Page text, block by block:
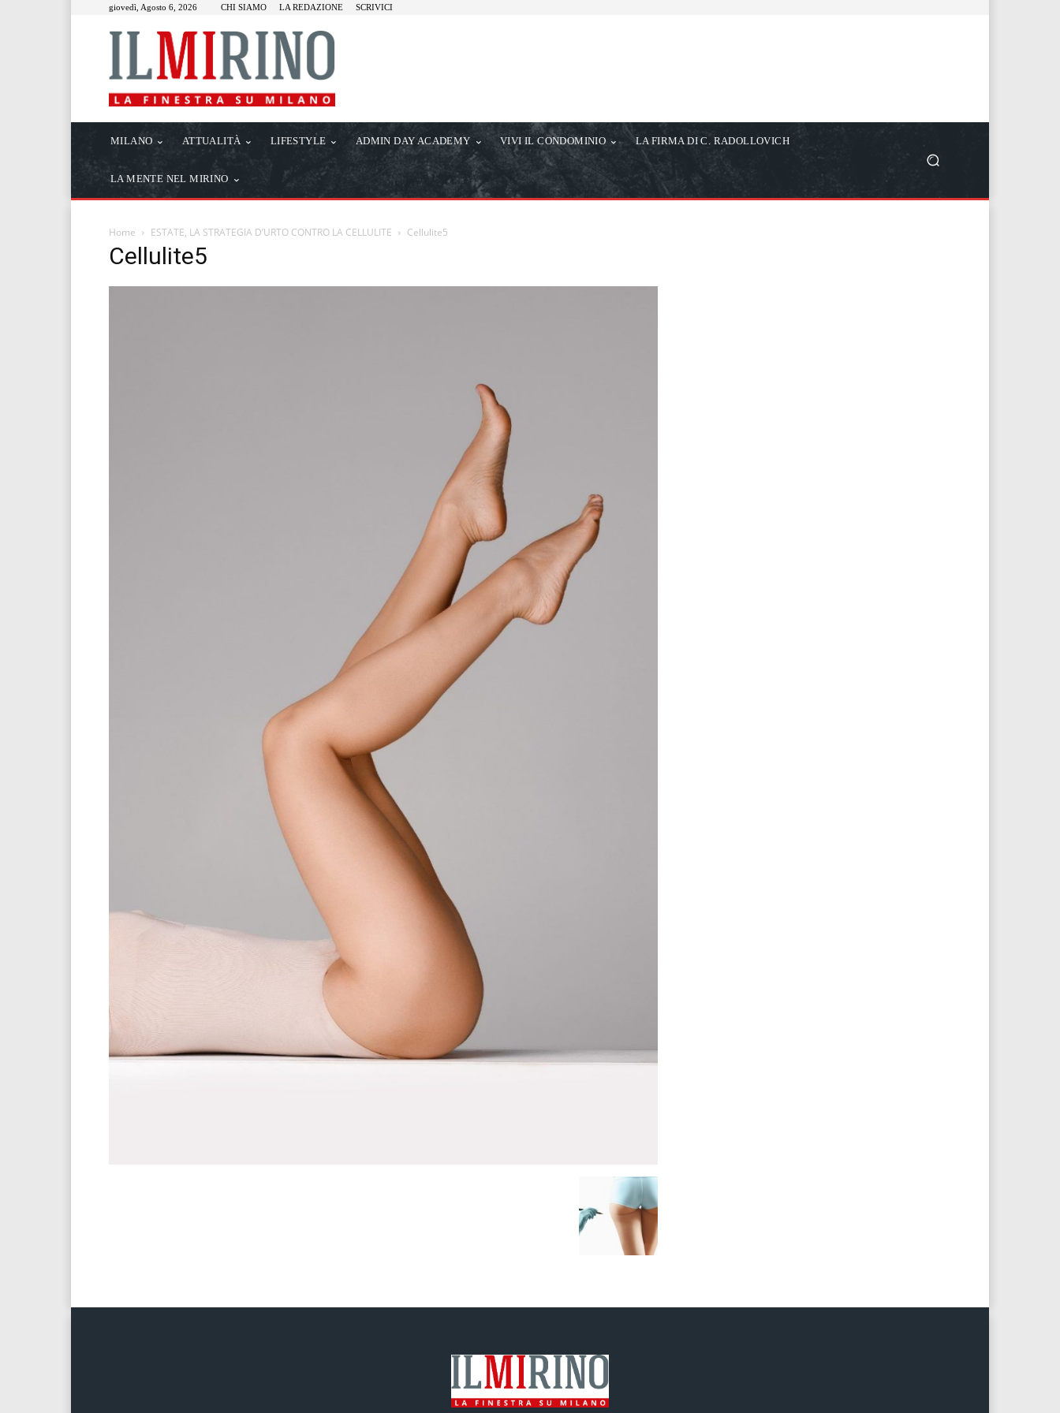
giovedì, Agosto 6, 2026 CHI SIAMO LA REDAZIONE SCRIVICI
MILANO ATTUALITÀ LIFESTYLE ADMIN DAY ACADEMY VIVI IL CONDOMINIO LA FIRMA DI C. RADOLLOVICH
LA MENTE NEL MIRINO
Home ESTATE, LA STRATEGIA D’URTO CONTRO LA CELLULITE Cellulite5
Cellulite5